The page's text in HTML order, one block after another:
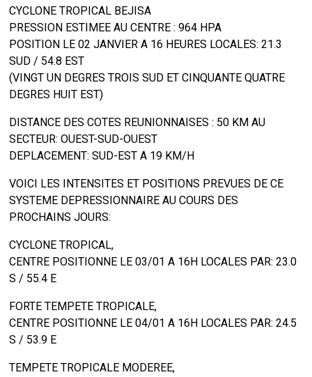
CYCLONE TROPICAL BEJISA
PRESSION ESTIMEE AU CENTRE : 964 HPA
POSITION LE 02 JANVIER A 16 HEURES LOCALES: 21.3
SUD / 54.8 EST
(VINGT UN DEGRES TROIS SUD ET CINQUANTE QUATRE
DEGRES HUIT EST)
DISTANCE DES COTES REUNIONNAISES : 50 KM AU
SECTEUR: OUEST-SUD-OUEST
DEPLACEMENT: SUD-EST A 19 KM/H
VOICI LES INTENSITES ET POSITIONS PREVUES DE CE
SYSTEME DEPRESSIONNAIRE AU COURS DES
PROCHAINS JOURS:
CYCLONE TROPICAL,
CENTRE POSITIONNE LE 03/01 A 16H LOCALES PAR: 23.0
S / 55.4 E
FORTE TEMPETE TROPICALE,
CENTRE POSITIONNE LE 04/01 A 16H LOCALES PAR: 24.5
S / 53.9 E
TEMPETE TROPICALE MODEREE,